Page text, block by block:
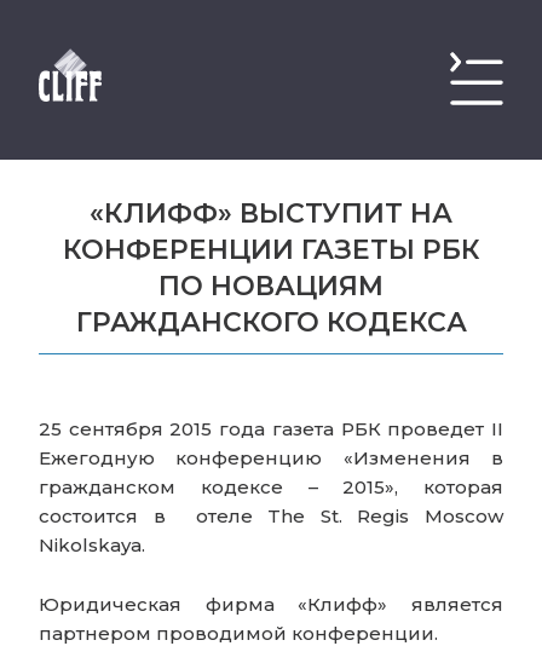
«КЛИФФ» ВЫСТУПИТ НА
КОНФЕРЕНЦИИ ГАЗЕТЫ РБК
ПО НОВАЦИЯМ
ГРАЖДАНСКОГО КОДЕКСА
25 сентября 2015 года газета РБК проведет II
Ежегодную конференцию «Изменения в
гражданском кодексе – 2015», которая
состоится в отеле The St. Regis Moscow
Nikolskaya.
Юридическая фирма «Клифф» является
партнером проводимой конференции.